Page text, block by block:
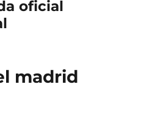
oficial
madrid